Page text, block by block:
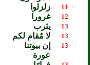
11 زلزلوا
12 غرورا
13 يثرب
13 لا مُقام لكم
13
إن بيوتنا
عورة